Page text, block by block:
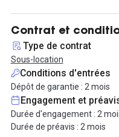
consultants ou équipes
Disponible à partir du 1er juin
D’autres surfaces
📩 Contactez-nous pour une
Contrat et
Type de contrat
Sous-location
Conditions d'entrées
Dépôt de garantie : 2 mois
Engagement et
Durée d'engagement : 2
Durée de préavis : 2 mois